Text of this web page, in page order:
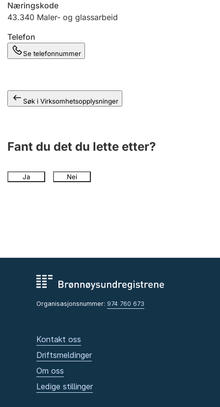
Næringskode
43.340 Maler- og glassarbeid
Telefon
Se telefonnummer
Søk i Virksomhetsopplysninger
Fant du det du lette etter?
Ja Nei
Organisasjonsnummer: 974 760 673
Kontakt oss
Driftsmeldinger
Om oss
Ledige stillinger